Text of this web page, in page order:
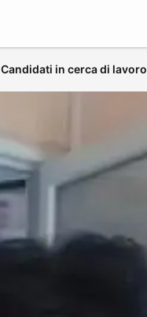
Candidati in cerca di lavoro